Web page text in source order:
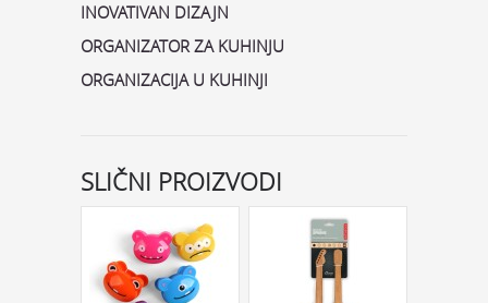
INOVATIVAN DIZAJN
ORGANIZATOR ZA KUHINJU
ORGANIZACIJA U KUHINJI
SLIČNI PROIZVODI